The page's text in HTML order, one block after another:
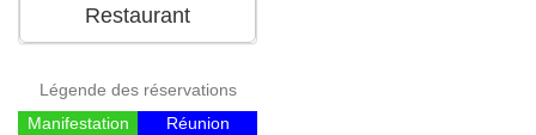
Légende des réservations
Manifestation
Réunion